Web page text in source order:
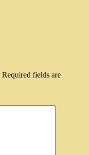
Required fields are